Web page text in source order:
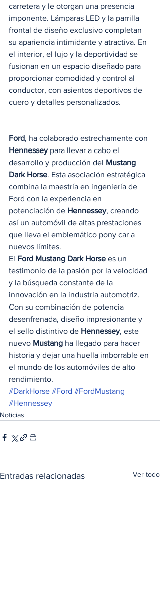
carretera y le otorgan una presencia
imponente. Lámparas LED y la parrilla
frontal de diseño exclusivo completan
su apariencia intimidante y atractiva. En
el interior, el lujo y la deportividad se
fusionan en un espacio diseñado para
proporcionar comodidad y control al
conductor, con asientos deportivos de
cuero y detalles personalizados.
Ford, ha colaborado estrechamente con
Hennessey para llevar a cabo el
desarrollo y producción del Mustang
Dark Horse. Esta asociación estratégica
combina la maestría en ingeniería de
Ford con la experiencia en
potenciación de Hennessey, creando
así un automóvil de altas prestaciones
que lleva el emblemático pony car a
nuevos límites.
El Ford Mustang Dark Horse es un
testimonio de la pasión por la velocidad
y la búsqueda constante de la
innovación en la industria automotriz.
Con su combinación de potencia
desenfrenada, diseño impresionante y
el sello distintivo de Hennessey, este
nuevo Mustang ha llegado para hacer
historia y dejar una huella imborrable en
el mundo de los automóviles de alto
rendimiento.
#DarkHorse #Ford #FordMustang
#Hennessey
Noticias
Entradas relacionadas Ver todo